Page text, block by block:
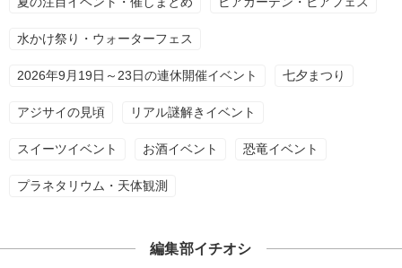
水かけ祭り・ウォーターフェス
2026年9月19日～23日の連休開催イベント 七夕まつり
アジサイの見頃 リアル謎解きイベント
スイーツイベント お酒イベント 恐竜イベント
プラネタリウム・天体観測
編集部イチオシ